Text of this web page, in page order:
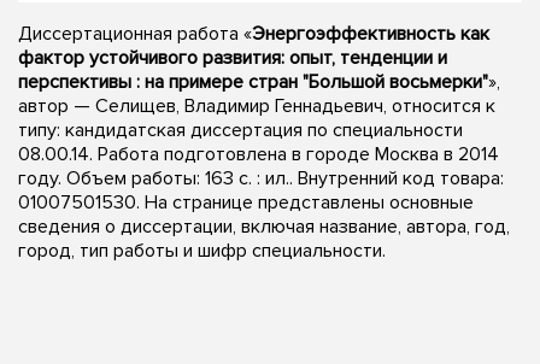
Диссертационная работа «Энергоэффективность как
фактор устойчивого развития: опыт, тенденции и
перспективы : на примере стран "Большой восьмерки"»,
автор — Селищев, Владимир Геннадьевич, относится к
типу: кандидатская диссертация по специальности
08.00.14. Работа подготовлена в городе Москва в 2014
году. Объем работы: 163 с. : ил.. Внутренний код товара:
01007501530. На странице представлены основные
сведения о диссертации, включая название, автора, год,
город, тип работы и шифр специальности.